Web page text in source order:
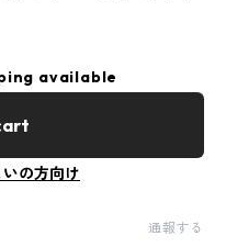
available
の方向け
通報する